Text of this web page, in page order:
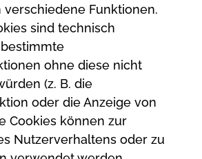
verschiedene Funktionen.
sind technisch
ohne diese nicht
(z. B. die
oder die Anzeige von
Cookies können zur
Nutzerverhaltens oder zu